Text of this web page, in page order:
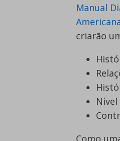
Manual
criarão
Como